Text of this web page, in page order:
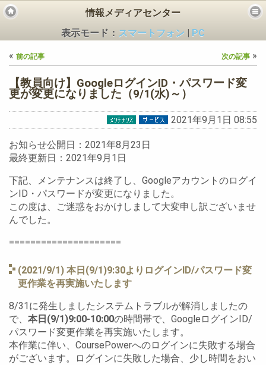
情報メディアセンター
表示モード： スマートフォン
PC
« 前の記事 次の記事 »
【教員向け】GoogleログインID・パスワード変
更が変更になりました（9/1(水)～）
2021年9月1日 08:55
お知らせ公開日：2021年8月23日
最終更新日：2021年9月1日
下記、メンテナンスは終了し、Googleアカウントのログイ
ンID・パスワードが変更になりました。
この度は、ご迷惑をおかけしまして大変申し訳ございませ
んでした。
=====================
(2021/9/1) 本日(9/1)9:30よりログインID/パスワード変
更作業を再実施いたします
8/31に発生しましたシステムトラブルが解消しましたの
で、 本日(9/1)9:00-10:00の時間帯で、GoogleログインID/
パスワード変更作業を再実施いたします。
本作業に伴い、CoursePowerへのログインに失敗する場合
がございます。ログインに失敗した場合、少し時間をおい